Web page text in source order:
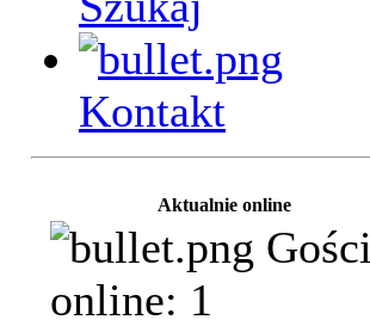
Kontakt
Aktualnie online
Gości
online: 1